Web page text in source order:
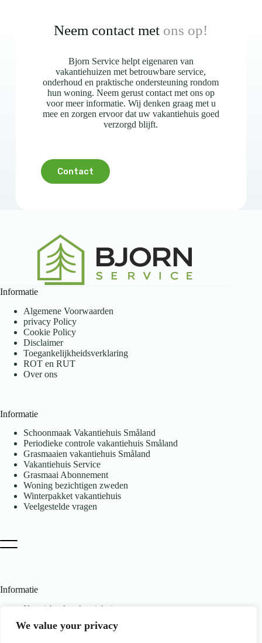
We value your privacy
Neem contact met ons op!
Bjorn Service helpt eigenaren van
vakantiehuizen met betrouwbare service,
onderhoud en praktische ondersteuning rondom
hun woning. Neem gerust contact met ons op
voor meer informatie. Wij denken graag met u
mee en zorgen ervoor dat uw vakantiehuis goed
verzorgd blijft.
Contact
Informatie
Algemene Voorwaarden
privacy Policy
Cookie Policy
Disclaimer
Toegankelijkheidsverklaring
ROT en RUT
Over ons
Informatie
Schoonmaak Vakantiehuis Småland
Periodieke controle vakantiehuis Småland
Grasmaaien vakantiehuis Småland
Vakantiehuis Service
Grasmaai Abonnement
Woning bezichtigen zweden
Winterpakket vakantiehuis
Veelgestelde vragen
Informatie
Kennisbank vakantiehuis